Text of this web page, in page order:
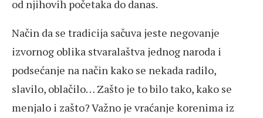
od njihovih početaka do danas.
Način da se tradicija sačuva jeste negovanje
izvornog oblika stvaralaštva jednog naroda i
podsećanje na način kako se nekada radilo,
slavilo, oblačilo… Zašto je to bilo tako, kako se
menjalo i zašto? Važno je vraćanje korenima iz